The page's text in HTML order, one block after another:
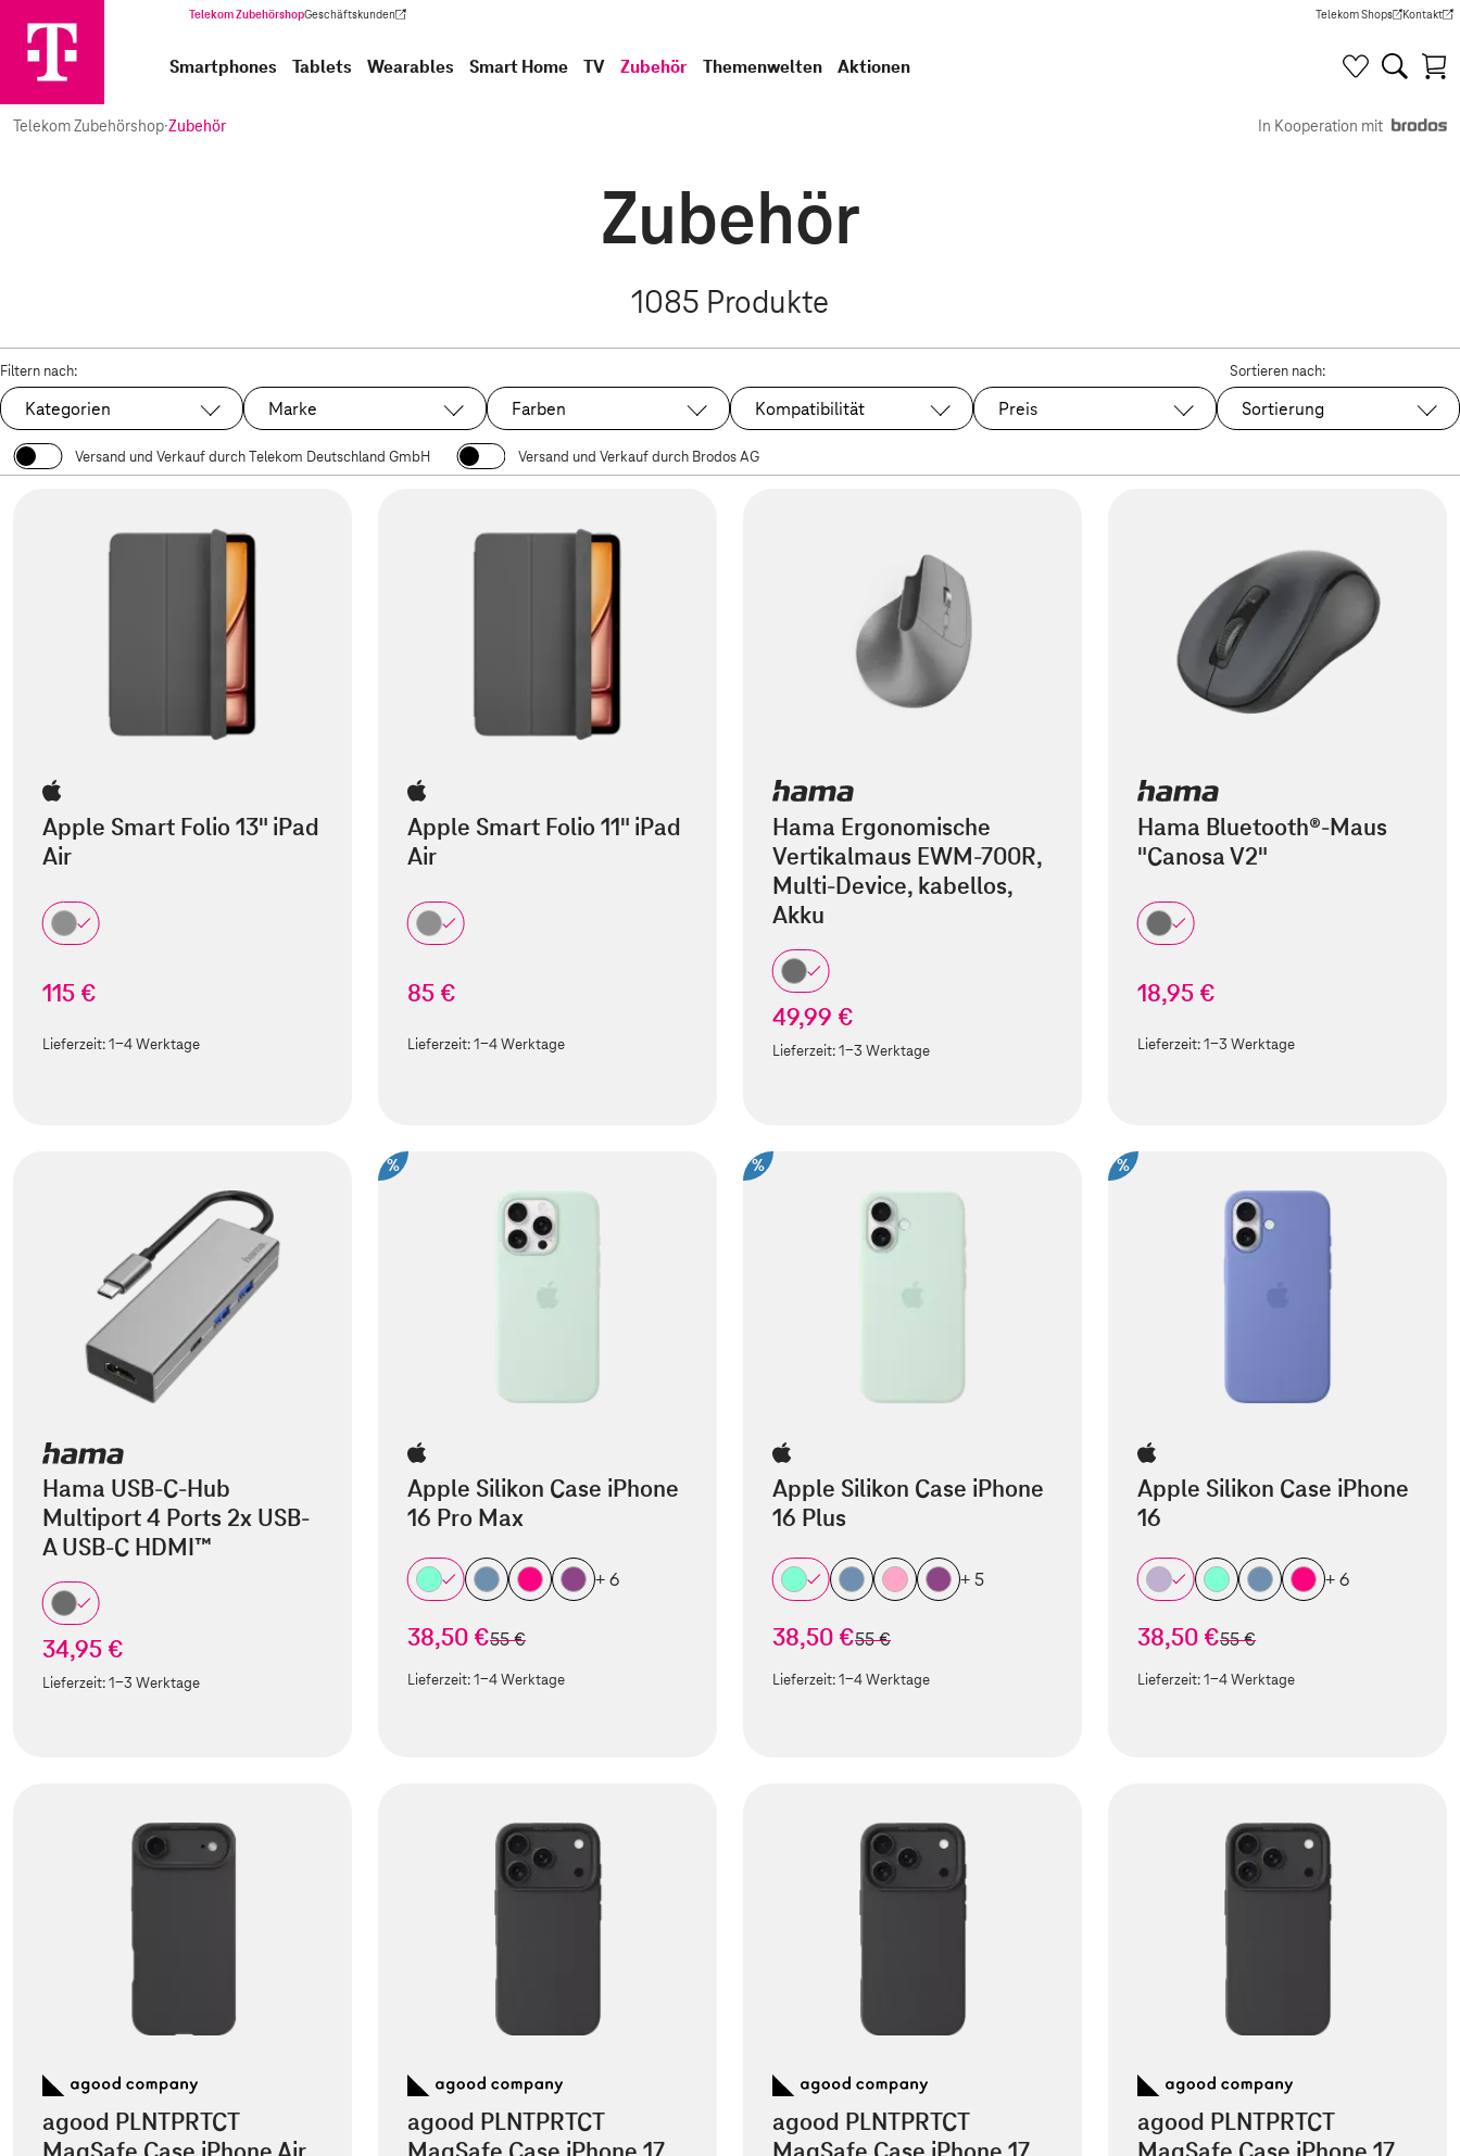
Telekom ZubehörshopGeschäftskunden
(Wird in einem neuen Tab geöffnet) Telekom Shops
(Wird in einem neuen Tab
Kontakt
(Wird in
Smartphones Tablets Wearables Smart Home TV Zubehör Themenwelten Aktionen
Telekom Zubehörshop·Zubehör In Kooperation mit
Zubehör
1085 Produkte
Filtern nach:
Kategorien Marke Farben Kompatibilität Preis
Sortieren nach:
Sortierung
Versand und Verkauf durch Telekom Deutschland GmbH Versand und Verkauf durch Brodos AG
Apple Smart Folio 13" iPad
Air
115 €
Lieferzeit:1-4 Werktage
Apple Smart Folio 11" iPad
Air
85 €
Lieferzeit:1-4 Werktage
Hama Ergonomische
Vertikalmaus EWM-700R,
Multi-Device, kabellos,
Akku
49,99 €
Lieferzeit:1-3 Werktage
Hama Bluetooth®-Maus
"Canosa V2"
18,95 €
Lieferzeit:1-3 Werktage
Hama USB-C-Hub
Multiport 4 Ports 2x USB-
A USB-C HDMI™
34,95 €
Lieferzeit:1-3 Werktage
%
Apple Silikon Case iPhone
16 Pro Max
+ 6
38,50 €statt
55 €
Lieferzeit:1-4 Werktage
%
Apple Silikon Case iPhone
16 Plus
+ 5
38,50 €statt
55 €
Lieferzeit:1-4 Werktage
%
Apple Silikon Case iPhone
16
+ 6
38,50 €statt
55 €
Lieferzeit:1-4 Werktage
agood PLNTPRTCT
agood PLNTPRTCT
agood PLNTPRTCT
agood PLNTPRTCT